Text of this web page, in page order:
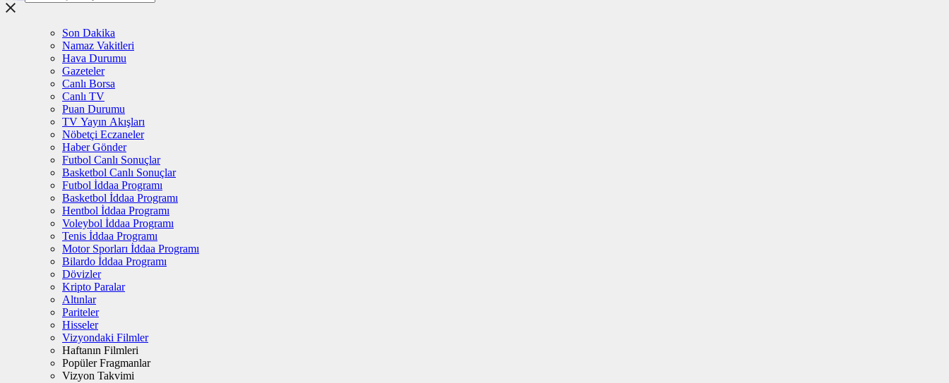
Son Dakika
Namaz Vakitleri
Hava Durumu
Gazeteler
Canlı Borsa
Canlı TV
Puan Durumu
TV Yayın Akışları
Nöbetçi Eczaneler
Haber Gönder
Futbol Canlı Sonuçlar
Basketbol Canlı Sonuçlar
Futbol İddaa Programı
Basketbol İddaa Programı
Hentbol İddaa Programı
Voleybol İddaa Programı
Tenis İddaa Programı
Motor Sporları İddaa Programı
Bilardo İddaa Programı
Dövizler
Kripto Paralar
Altınlar
Pariteler
Hisseler
Vizyondaki Filmler
Haftanın Filmleri
Popüler Fragmanlar
Vizyon Takvimi